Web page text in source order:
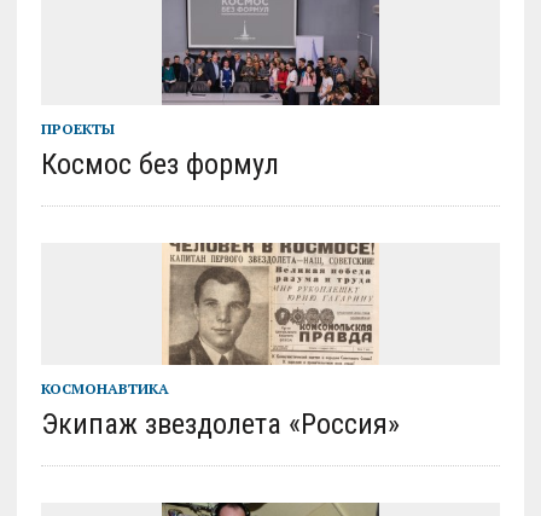
ПРОЕКТЫ
Космос без формул
КОСМОНАВТИКА
Экипаж звездолета «Россия»